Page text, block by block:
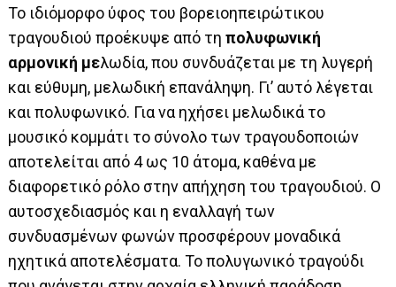
Το ιδιόμορφο ύφος του βορειοηπειρώτικου
τραγουδιού προέκυψε από τηπολυφωνική
αρμονική μελωδία, που συνδυάζεται με τη λυγερή
και εύθυμη, μελωδική επανάληψη. Γι’ αυτό λέγεται
και πολυφωνικό. Για να ηχήσει μελωδικά το
μουσικό κομμάτι το σύνολο των τραγουδοποιών
αποτελείται από 4 ως 10 άτομα, καθένα με
διαφορετικό ρόλο στην απήχηση του τραγουδιού. Ο
αυτοσχεδιασμός και η εναλλαγή των
συνδυασμένων φωνών προσφέρουν μοναδικά
ηχητικά αποτελέσματα. Το πολυγωνικό τραγούδι